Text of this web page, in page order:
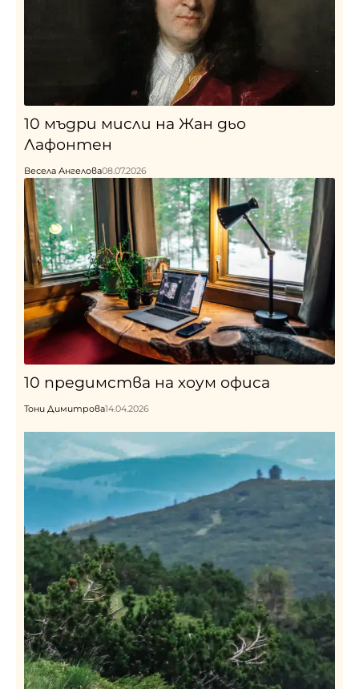
10 мъдри мисли на Жан дьо
Лафонтен
Весела Ангелова08.07.2026
10 предимства на хоум офиса
Тони Димитрова14.04.2026